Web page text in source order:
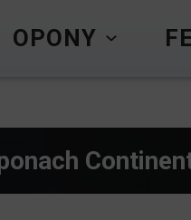
OPONY